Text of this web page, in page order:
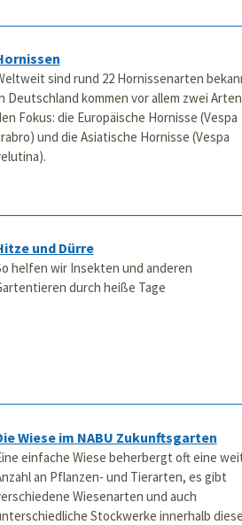
sind rund 22 Hornissenarten
Deutschland kommen vor allem zwei
Fokus: die Europäische Hornisse (Vespa
und die Asiatische Hornisse (Vespa
und Dürre
helfen wir Insekten und anderen
durch heiße Tage
Wiese im NABU Zukunftsgarten
einfache Wiese beherbergt oft eine
an Pflanzen- und Tierarten, es gibt
Wiesenarten und auch
Stockwerke innerhalb